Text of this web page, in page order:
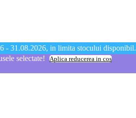
- 31.08.2026, in limita stocului disponibil.
selectate!
Aplica reducerea in cos